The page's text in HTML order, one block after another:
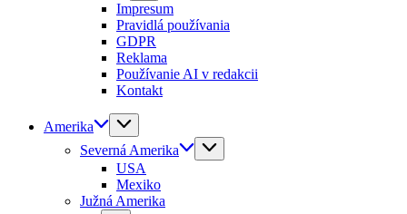
Impresum
Pravidlá používania
GDPR
Reklama
Používanie AI v redakcii
Kontakt
Amerika
Severná Amerika
USA
Mexiko
Južná Amerika